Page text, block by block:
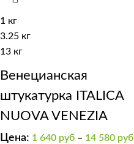
1 кг
3.25 кг
13 кг
Венецианская
штукатурка ITALICA
NUOVA VENEZIA
Цена: 1 640 руб – 14 580 руб